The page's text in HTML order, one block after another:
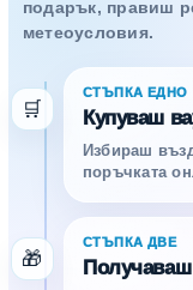
подарък, правиш
метеоусловия.
🛒
СТЪПКА ЕДНО
Купуваш
Избираш
поръчката
🎁
СТЪПКА ДВЕ